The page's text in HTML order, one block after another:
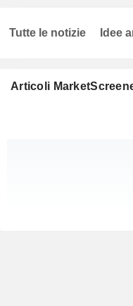
Articoli
Tutte le notizie Idee